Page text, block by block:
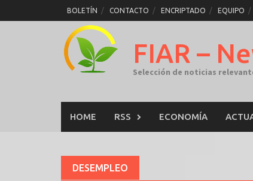
to
BOLETÍN CONTACTO ENCRIPTADO EQUIPO
FIAR –
Selección de noticias
HOME RSS ECONOMÍA
DESEMPLEO